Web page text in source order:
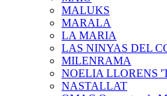
MALUKS
MARALA
LA MARIA
LAS NINYAS DEL
MILENRAMA
NOELIA LLORENS
NASTALLAT